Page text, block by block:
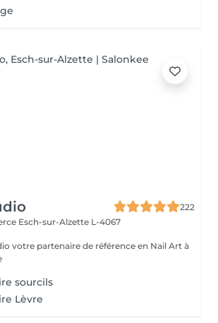
222
Esch-sur-Alzette L-4067
votre partenaire de référence en Nail Art à
sourcils
Lèvre